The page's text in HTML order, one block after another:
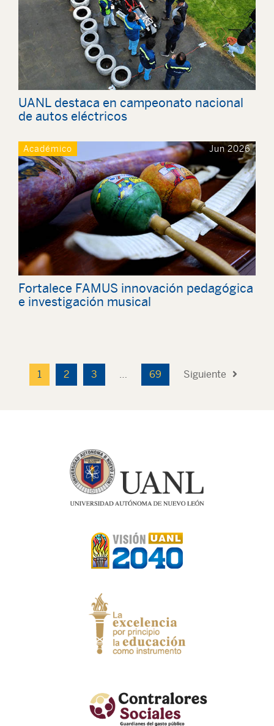
UANL destaca en campeonato nacional
de autos eléctricos
Académico Jun 2026
Fortalece FAMUS innovación pedagógica
e investigación musical
1 2 3 69 Siguiente